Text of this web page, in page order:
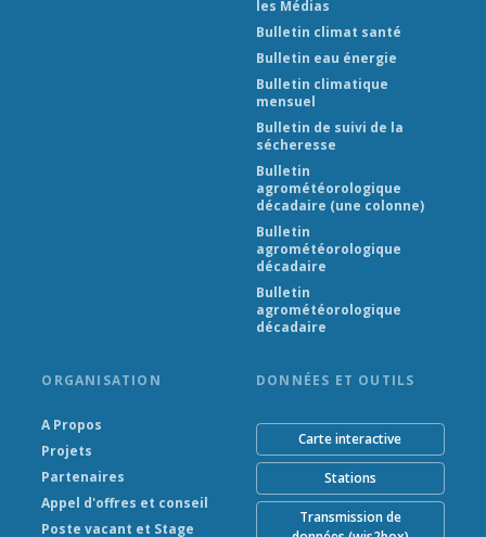
les Médias
Bulletin climat santé
Bulletin eau énergie
Bulletin climatique
mensuel
Bulletin de suivi de la
sécheresse
Bulletin
agrométéorologique
décadaire (une colonne)
Bulletin
agrométéorologique
décadaire
Bulletin
agrométéorologique
décadaire
ORGANISATION
A Propos
Projets
Partenaires
Appel d'offres et conseil
Poste vacant et Stage
DONNÉES ET OUTILS
Carte interactive
Stations
Transmission de